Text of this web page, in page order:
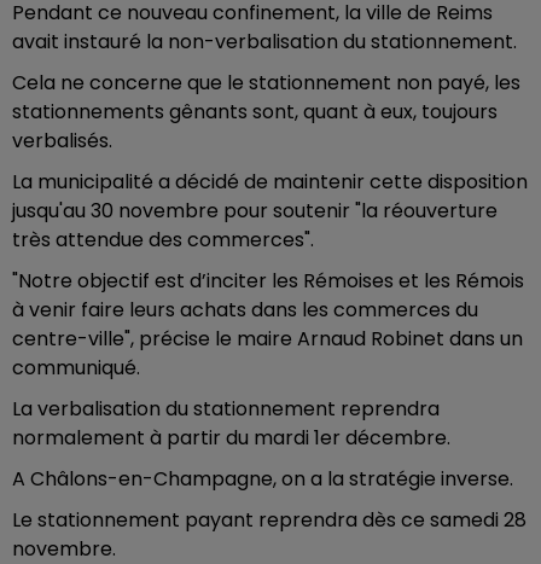
Pendant ce nouveau confinement, la ville de Reims
avait instauré la non-verbalisation du stationnement.
Cela ne concerne que le stationnement non payé, les
stationnements gênants sont, quant à eux, toujours
verbalisés.
La municipalité a décidé de maintenir cette disposition
jusqu'au 30 novembre pour soutenir "la réouverture
très attendue des commerces".
"Notre objectif est d’inciter les Rémoises et les Rémois
à venir faire leurs achats dans les commerces du
centre-ville", précise le maire Arnaud Robinet dans un
communiqué.
La verbalisation du stationnement reprendra
normalement à partir du mardi 1er décembre.
A Châlons-en-Champagne, on a la stratégie inverse.
Le stationnement payant reprendra dès ce samedi 28
novembre.